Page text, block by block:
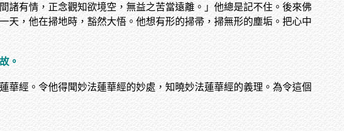
諸有情，正念觀知欲境空，無益之苦當遠離。」他總是記不住。後來佛
，他在掃地時，豁然大悟。他想有形的掃帚，掃無形的塵垢。把心中
。
經。令他得聞妙法蓮華經的妙處，知曉妙法蓮華經的義理。為令這個